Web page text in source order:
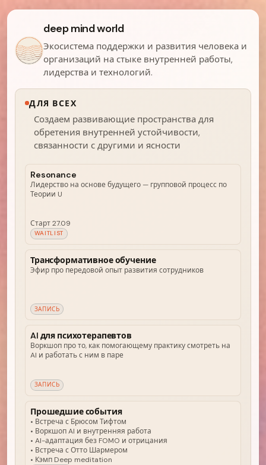
deep mind world
Экосистема поддержки и развития человека и
организаций на стыке внутренней работы,
лидерства и технологий.
ДЛЯ ВСЕХ
Создаем развивающие пространства для
обретения внутренней устойчивости,
связанности с другими и ясности
Resonance
Лидерство на основе будущего — групповой процесс по
Теории U
Старт 27.09
WAITLIST
Трансформативное обучение
Эфир про передовой опыт развития сотрудников
ЗАПИСЬ
AI для психотерапевтов
Воркшоп про то, как помогающему практику смотреть на
AI и работать с ним в паре
ЗАПИСЬ
Прошедшие события
• Встреча с Брюсом Тифтом
• Воркшоп AI и внутренняя работа
• AI-адаптация без FOMO и отрицания
• Встреча с Отто Шармером
• Кэмп Deep meditation